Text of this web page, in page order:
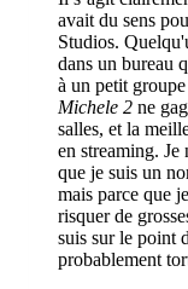
avait du sens
Studios.
dans un bureau
à un petit
Michele 2 ne
salles, et la
en streaming. Je
que je suis un
mais parce que
risquer de
suis sur le point
probablement